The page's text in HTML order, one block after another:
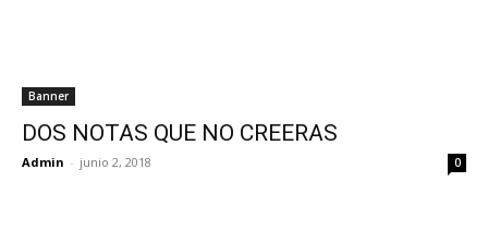
Banner
DOS NOTAS QUE NO CREERAS
Admin - junio 2, 2018 0